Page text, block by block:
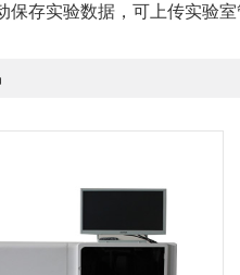
保存实验数据，可上传实验